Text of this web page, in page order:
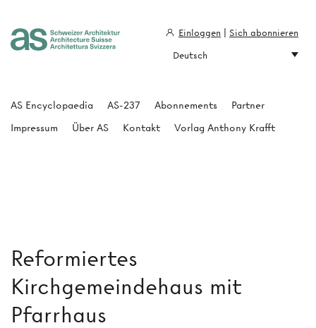
Reformiertes
Kirchgemeindehaus mit
Pfarrhaus
AS Encyclopaedia AS-237 Abonnements
Partner
Impressum
Über AS Kontakt Vorlag Anthony Krafft
Einloggen
Sich abonnieren
Deutsch